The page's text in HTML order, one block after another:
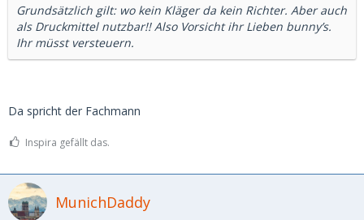
Grundsätzlich gilt: wo kein Kläger da kein Richter. Aber auch
als Druckmittel nutzbar!! Also Vorsicht ihr Lieben bunny’s.
Ihr müsst versteuern.
Da spricht der Fachmann
Inspira gefällt das.
MunichDaddy